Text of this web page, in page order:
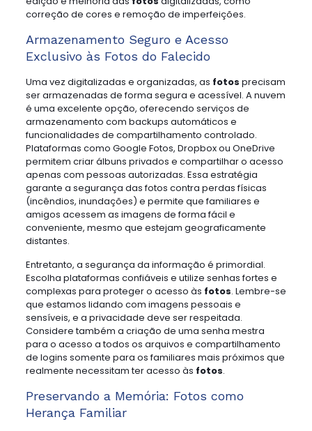
correção de cores e remoção de imperfeições.
Armazenamento Seguro e Acesso
Exclusivo às Fotos do Falecido
Uma vez digitalizadas e organizadas, as fotos precisam
ser armazenadas de forma segura e acessível. A nuvem
é uma excelente opção, oferecendo serviços de
armazenamento com backups automáticos e
funcionalidades de compartilhamento controlado.
Plataformas como Google Fotos, Dropbox ou OneDrive
permitem criar álbuns privados e compartilhar o acesso
apenas com pessoas autorizadas. Essa estratégia
garante a segurança das fotos contra perdas físicas
(incêndios, inundações) e permite que familiares e
amigos acessem as imagens de forma fácil e
conveniente, mesmo que estejam geograficamente
distantes.
Entretanto, a segurança da informação é primordial.
Escolha plataformas confiáveis e utilize senhas fortes e
complexas para proteger o acesso às fotos. Lembre-se
que estamos lidando com imagens pessoais e
sensíveis, e a privacidade deve ser respeitada.
Considere também a criação de uma senha mestra
para o acesso a todos os arquivos e compartilhamento
de logins somente para os familiares mais próximos que
realmente necessitam ter acesso às fotos.
Preservando a Memória: Fotos como
Herança Familiar